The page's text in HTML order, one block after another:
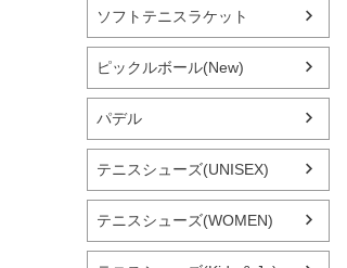
ソフトテニスラケット
ピックルボール(New)
パデル
テニスシューズ(UNISEX)
テニスシューズ(WOMEN)